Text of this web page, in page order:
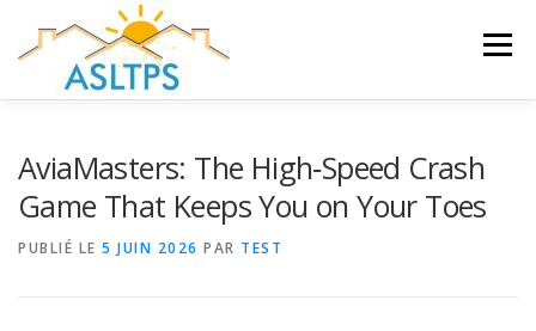
contenu
Menu
AviaMasters: The High‑Speed Crash
Game That Keeps You on Your Toes
PUBLIÉ LE 5 JUIN 2026 PAR TEST